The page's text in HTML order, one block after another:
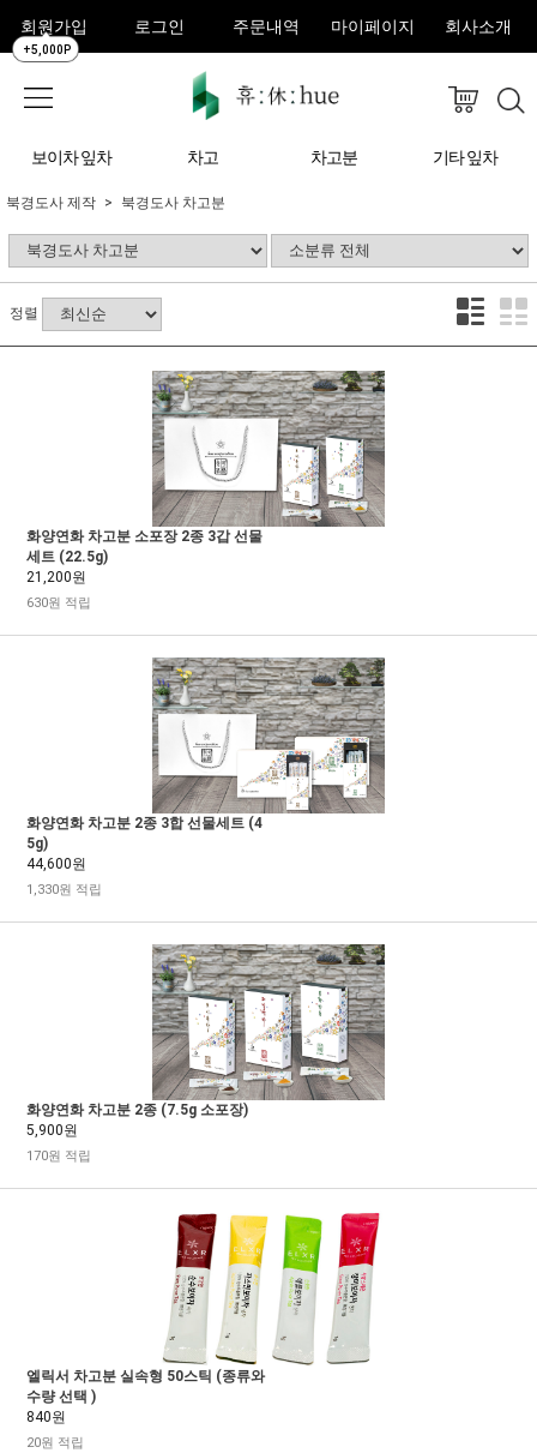
회원가입
+5,000P
로그인 주문내역 마이페이지 회사소개
보이차 잎차 차고 차고분 기타 잎차
북경도사 제작 북경도사 차고분
정렬
화양연화 차고분 소포장 2종 3갑 선물
세트 (22.5g)
21,200원
630원 적립
화양연화 차고분 2종 3합 선물세트 (4
5g)
44,600원
1,330원 적립
화양연화 차고분 2종 (7.5g 소포장)
5,900원
170원 적립
엘릭서 차고분 실속형 50스틱 (종류와
수량 선택 )
840원
20원 적립